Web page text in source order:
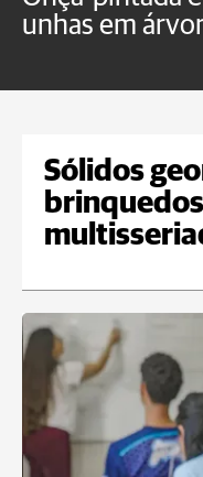
unhas em
Sólidos